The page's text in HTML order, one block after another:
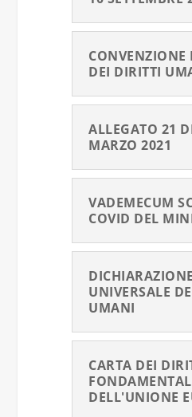
CONVENZIONE
DEI DIRITTI
ALLEGATO 21
MARZO 2021
VADEMECUM
COVID DEL
DICHIARAZIONE
UNIVERSALE
UMANI
CARTA DEI
DELL'UNIONE